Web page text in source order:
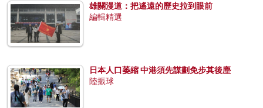
雄關漫道：把遙遠的歷史拉到眼前
編輯精選
日本人口萎縮 中港須先謀劃免步其後塵
陸振球